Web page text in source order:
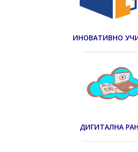
ИНОВАТИВНО
ДИГИТАЛНА